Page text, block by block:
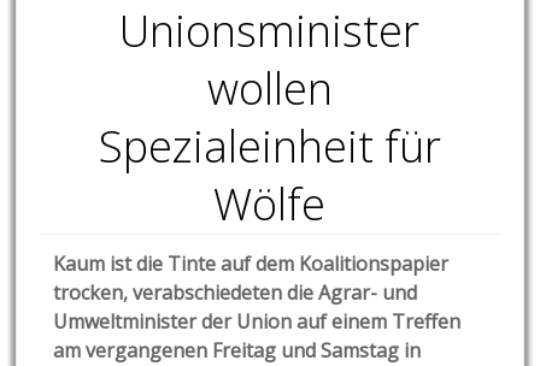
Unionsminister
wollen
Spezialeinheit für
Wölfe
Kaum ist die Tinte auf dem Koalitionspapier
trocken, verabschiedeten die Agrar- und
Umweltminister der Union auf einem Treffen
am vergangenen Freitag und Samstag in